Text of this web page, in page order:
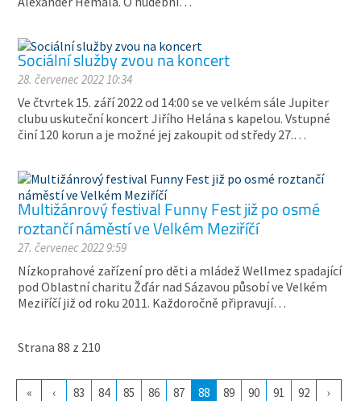
Sociální služby zvou na koncert
28. červenec 2022 10:34
Ve čtvrtek 15. září 2022 od 14:00 se ve velkém sále Jupiter
clubu uskuteční koncert Jiřího Helána s kapelou. Vstupné
činí 120 korun a je možné jej zakoupit od středy 27.…
Multižánrový festival Funny Fest již po osmé
roztančí náměstí ve Velkém Meziříčí
27. červenec 2022 9:59
Nízkoprahové zařízení pro děti a mládež Wellmez spadající
pod Oblastní charitu Žďár nad Sázavou působí ve Velkém
Meziříčí již od roku 2011. Každoročně připravují…
Strana 88 z 210
« ‹ 83 84 85 86 87 88 89 90 91 92
›